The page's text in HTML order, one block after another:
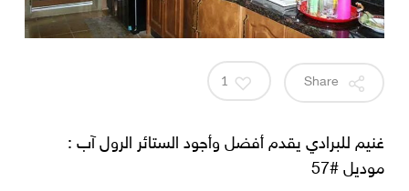
1
غنيم للبرادي يقدم أفضل وأجود الستائر الرول آب :
موديل #57